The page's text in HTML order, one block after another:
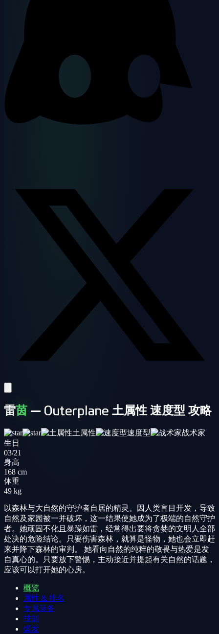
雷茵 — Outerplane 土属性 速度型 攻略
土属性 速度型
战术家
生日
03/21
身高
168 cm
体重
49 kg
以森林与大自然的守护者自居的精灵。因人类盲目开发，导致
自然及家园被一并破坏，这一结果使她成为了极端的自然守护
者。她顽固不化且暴躁如雷，经常得出要将贪婪的文明人全部
处决的危险结论。只要伤害森林，就算是怪物，她也会立即赶
来并降下森林的审判。 她看向自然的纯粹的敬畏与热爱是发
自真心的。只要放下警惕，主动接近并提起有关自然的话题，
应该可以打开她的心房。
概览
属性 & 排名
专属装备
技能
爆发